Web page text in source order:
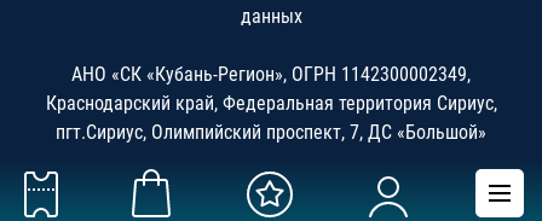
данных
АНО «СК «Кубань-Регион», ОГРН 1142300002349,
Краснодарский край, Федеральная территория Сириус,
пгт.Сириус, Олимпийский проспект, 7, ДС «Большой»